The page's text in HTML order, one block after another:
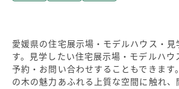
愛媛県の住宅展示場・モデルハウス・見
す。見学したい住宅展示場・モデルハ
予約・お問い合わせすることもできます
の木の魅力あふれる上質な空間に触れ